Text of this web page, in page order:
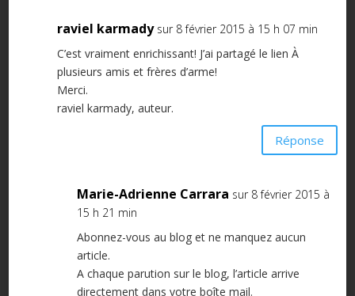
raviel karmady sur 8 février 2015 à 15 h 07 min
C’est vraiment enrichissant! J’ai partagé le lien À
plusieurs amis et frères d’arme!
Merci.
raviel karmady, auteur.
Réponse
Marie-Adrienne Carrara sur 8 février 2015 à
15 h 21 min
Abonnez-vous au blog et ne manquez aucun
article.
A chaque parution sur le blog, l’article arrive
directement dans votre boîte mail.